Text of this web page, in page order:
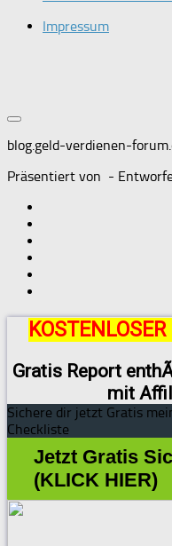
Impressum
blog.geld-verdienen-
Präsentiert von -
Gratis Report
mit
Sichere dir jetzt Gratis
Checkliste
Jetzt Gratis
(KLICK HIER)